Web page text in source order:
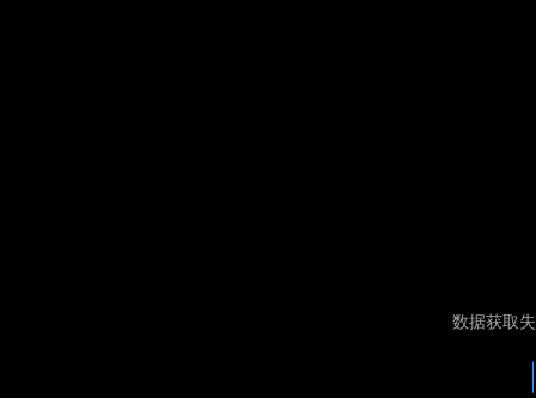
数据获取